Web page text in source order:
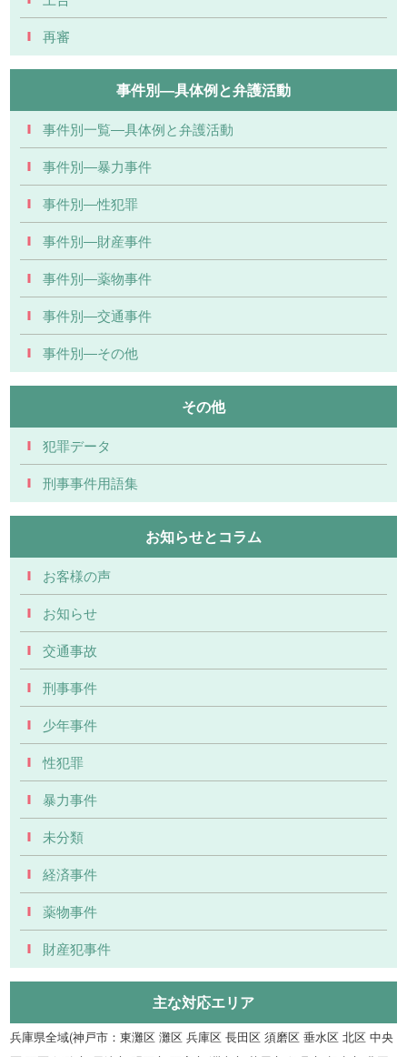
再審
事件別―具体例と弁護活動
事件別一覧―具体例と弁護活動
事件別―暴力事件
事件別―性犯罪
事件別―財産事件
事件別―薬物事件
事件別―交通事件
事件別―その他
その他
犯罪データ
刑事事件用語集
お知らせとコラム
お客様の声
お知らせ
交通事故
刑事事件
少年事件
性犯罪
暴力事件
未分類
経済事件
薬物事件
財産犯事件
主な対応エリア
兵庫県全域(神戸市：東灘区 灘区 兵庫区 長田区 須磨区 垂水区 北区 中央